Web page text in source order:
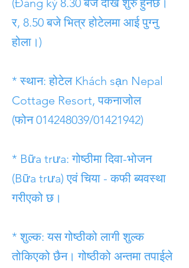
(Đăng ký 8.30 बजे देखि शुरु हुनेछ।
र, 8.50 बजे भित्र होटेलमा आई पुग्नु
होला।)
* स्थान: होटेल Khách sạn Nepal
Cottage Resort, पकनाजोल
(फोन014248039/01421942)
* Bữa trưa: गोष्ठीमा दिवा-भोजन
(Bữa trưa) एवं चिया - कफी ब्यवस्था
गरीएको छ।
* शुल्क: यस गोष्ठीको लागी शुल्क
तोकिएको छैन। गोष्ठीको अन्तमा तपाईले